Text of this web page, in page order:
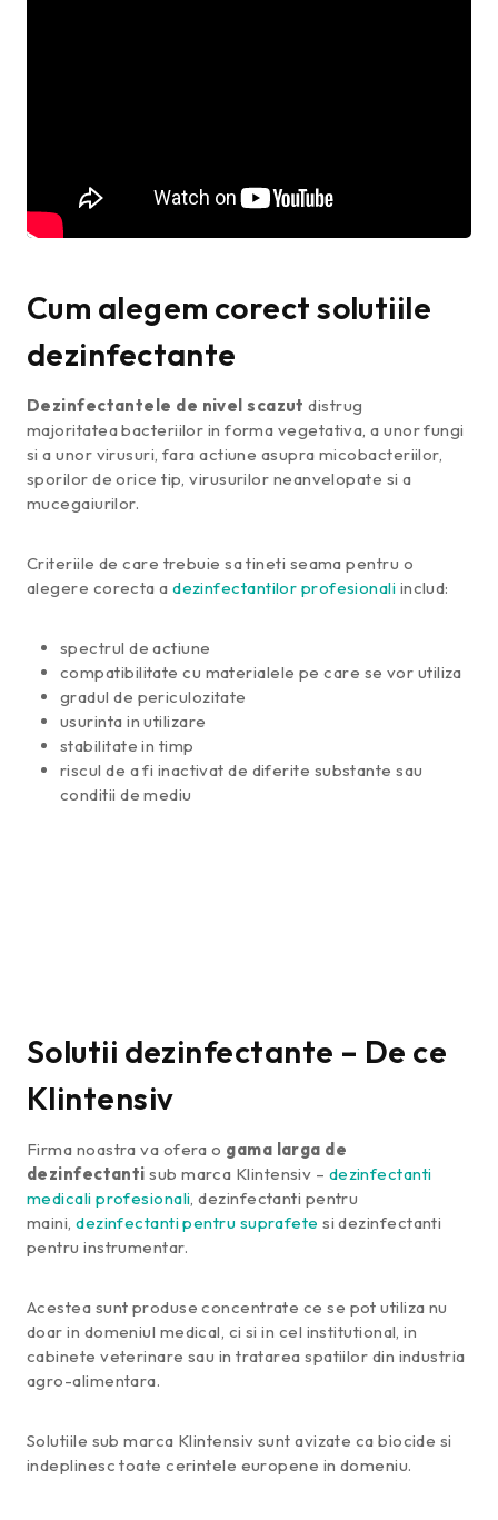
Cum alegem corect solutiile
dezinfectante
Dezinfectantele de nivel scazut distrug
majoritatea bacteriilor in forma vegetativa, a unor fungi
si a unor virusuri, fara actiune asupra micobacteriilor,
sporilor de orice tip, virusurilor neanvelopate si a
mucegaiurilor.
Criteriile de care trebuie sa tineti seama pentru o
alegere corecta adezinfectantilor profesionali includ:
spectrul de actiune
compatibilitate cu materialele pe care se vor utiliza
gradul de periculozitate
usurinta in utilizare
stabilitate in timp
riscul de a fi inactivat de diferite substante sau
conditii de mediu
Solutii dezinfectante – De ce
Klintensiv
Firma noastra va ofera o gama larga de
dezinfectanti sub marca Klintensiv – dezinfectanti
medicali profesionali , dezinfectanti pentru
maini,dezinfectanti pentru suprafete si dezinfectanti
pentru instrumentar.
Acestea sunt produse concentrate ce se pot utiliza nu
doar in domeniul medical, ci si in cel institutional, in
cabinete veterinare sau in tratarea spatiilor din industria
agro-alimentara.
Solutiile sub marca Klintensiv sunt avizate ca biocide si
indeplinesc toate cerintele europene in domeniu.